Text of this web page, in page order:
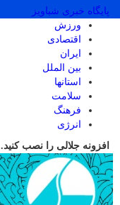
پایگاه خبری شباویز
ورزش
اقتصادی
ایران
بین الملل
استانها
سلامت
فرهنگ
انرژی
افزونه جلالی را نصب کنید.